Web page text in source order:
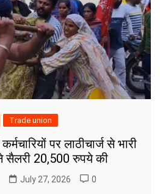
Trade union
पर लाठीचार्ज से भारी
सैलरी 20,500 रुपये की
July 27, 2026 0